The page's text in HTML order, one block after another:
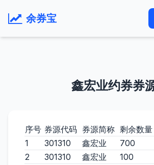
余券宝
鑫宏业约券券
序号 券源代码 券源简称 剩余数量
1
301310 鑫宏业 700
2
301310 鑫宏业 100